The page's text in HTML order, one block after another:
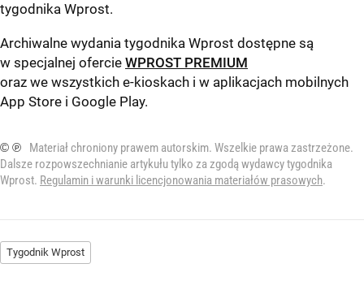
tygodnika Wprost.
Archiwalne wydania tygodnika Wprost dostępne są
w specjalnej ofercie WPROST PREMIUM
oraz we wszystkich e-kioskach i w aplikacjach mobilnych
App Store i Google Play.
© ℗
Materiał chroniony prawem autorskim. Wszelkie prawa zastrzeżone.
Dalsze rozpowszechnianie artykułu tylko za zgodą wydawcy tygodnika
Wprost. Regulamin i warunki licencjonowania materiałów prasowych.
Tygodnik Wprost